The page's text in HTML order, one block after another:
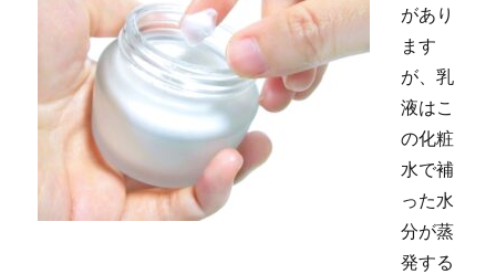
があり
ます
が、乳
液はこ
の化粧
水で補
った水
分が蒸
発する